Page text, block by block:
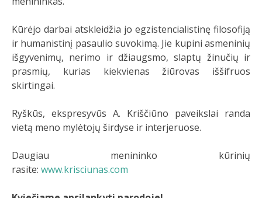
Kūrėjo darbai atskleidžia jo egzistencialistinę filosofiją
ir humanistinį pasaulio suvokimą. Jie kupini asmeninių
išgyvenimų, nerimo ir džiaugsmo, slaptų žinučių ir
prasmių, kurias kiekvienas žiūrovas iššifruos
skirtingai.
Ryškūs, ekspresyvūs A. Kriščiūno paveikslai randa
vietą meno mylėtojų širdyse ir interjeruose.
Daugiau menininko kūrinių
rasite: www.krisciunas.com